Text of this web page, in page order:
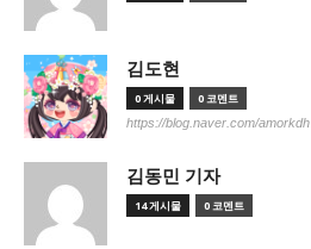
김도현
0 게시물 0 코멘트
https://blog.naver.com/amorkdh
김동민 기자
14 게시물 0 코멘트